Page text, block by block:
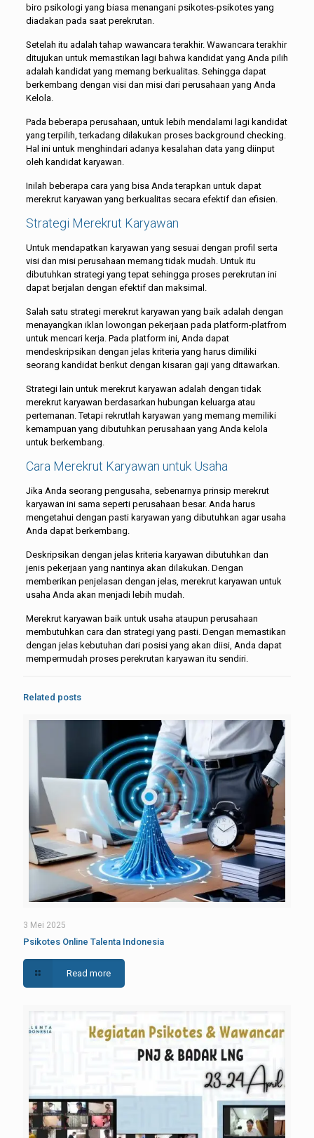
biro psikologi yang biasa menangani psikotes-psikotes yang
diadakan pada saat perekrutan.
Setelah itu adalah tahap wawancara terakhir. Wawancara terakhir
ditujukan untuk memastikan lagi bahwa kandidat yang Anda pilih
adalah kandidat yang memang berkualitas. Sehingga dapat
berkembang dengan visi dan misi dari perusahaan yang Anda
Kelola.
Pada beberapa perusahaan, untuk lebih mendalami lagi kandidat
yang terpilih, terkadang dilakukan proses background checking.
Hal ini untuk menghindari adanya kesalahan data yang diinput
oleh kandidat karyawan.
Inilah beberapa cara yang bisa Anda terapkan untuk dapat
merekrut karyawan yang berkualitas secara efektif dan efisien.
Strategi Merekrut Karyawan
Untuk mendapatkan karyawan yang sesuai dengan profil serta
visi dan misi perusahaan memang tidak mudah. Untuk itu
dibutuhkan strategi yang tepat sehingga proses perekrutan ini
dapat berjalan dengan efektif dan maksimal.
Salah satu strategi merekrut karyawan yang baik adalah dengan
menayangkan iklan lowongan pekerjaan pada platform-platfrom
untuk mencari kerja. Pada platform ini, Anda dapat
mendeskripsikan dengan jelas kriteria yang harus dimiliki
seorang kandidat berikut dengan kisaran gaji yang ditawarkan.
Strategi lain untuk merekrut karyawan adalah dengan tidak
merekrut karyawan berdasarkan hubungan keluarga atau
pertemanan. Tetapi rekrutlah karyawan yang memang memiliki
kemampuan yang dibutuhkan perusahaan yang Anda kelola
untuk berkembang.
Cara Merekrut Karyawan untuk Usaha
Jika Anda seorang pengusaha, sebenarnya prinsip merekrut
karyawan ini sama seperti perusahaan besar. Anda harus
mengetahui dengan pasti karyawan yang dibutuhkan agar usaha
Anda dapat berkembang.
Deskripsikan dengan jelas kriteria karyawan dibutuhkan dan
jenis pekerjaan yang nantinya akan dilakukan. Dengan
memberikan penjelasan dengan jelas, merekrut karyawan untuk
usaha Anda akan menjadi lebih mudah.
Merekrut karyawan baik untuk usaha ataupun perusahaan
membutuhkan cara dan strategi yang pasti. Dengan memastikan
dengan jelas kebutuhan dari posisi yang akan diisi, Anda dapat
mempermudah proses perekrutan karyawan itu sendiri.
Related posts
3 Mei 2025
Psikotes Online Talenta Indonesia
Read more